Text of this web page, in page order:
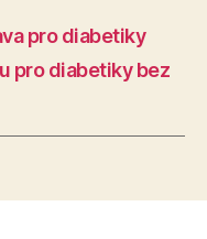
pro diabetiky
pro diabetiky bez